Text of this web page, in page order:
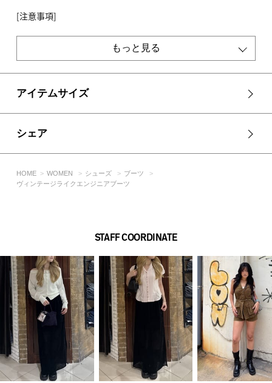
[注意事項]
※画像の商品は光の照射や角度、お使いのモニター環境によ
い。
もっと見る
アイテムサイズ
シェア
HOME WOMEN シューズ
ブーツ
ヴィンテージライクエンジニアブーツ
STAFF COORDINATE